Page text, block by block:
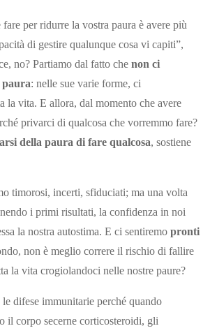
per ridurre la vostra paura è avere più
di gestire qualunque cosa vi capiti”,
no? Partiamo dal fatto che non ci
paura: nelle sue varie forme, ci
la vita. E allora, dal momento che avere
privarci di qualcosa che vorremmo fare?
della paura di fare qualcosa, sostiene
timorosi, incerti, sfiduciati; ma una volta
i primi risultati, la confidenza in noi
la nostra autostima. E ci sentiremo pronti
non è meglio correre il rischio di fallire
la vita crogiolandoci nelle nostre paure?
difese immunitarie perché quando
il corpo secerne corticosteroidi, gli